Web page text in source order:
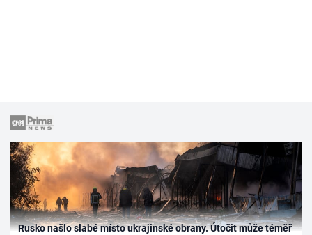
Rusko našlo slabé místo ukrajinské obrany. Útočit může téměř